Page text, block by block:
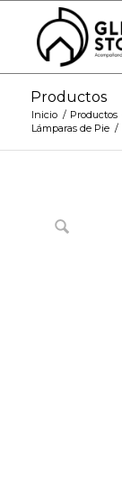
Productos
Inicio / Productos
Lámparas de Pie /